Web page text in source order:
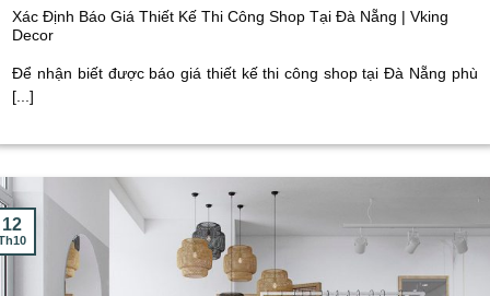
Xác Định Báo Giá Thiết Kế Thi Công Shop Tại Đà Nẵng | Vking
Decor
Để nhận biết được báo giá thiết kế thi công shop tại Đà Nẵng phù
[...]
12